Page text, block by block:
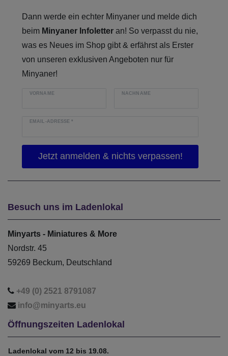
Dann werde ein echter Minyaner und melde dich
beim Minyaner Infoletter an! So verpasst du nie,
was es Neues im Shop gibt & erfährst als Erster
von unseren exklusiven Angeboten nur für
Minyaner!
VORNAME NACHNAME
EMAIL-ADRESSE*
Besuch uns im Ladenlokal
Minyarts - Miniatures & More
Nordstr. 45
59269 Beckum, Deutschland
+49 (0) 2521 8791087
info@minyarts.eu
Öffnungszeiten Ladenlokal
Ladenlokal vom 12 bis 19.08.